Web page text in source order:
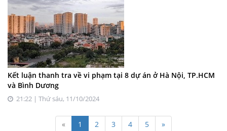
Kết luận thanh tra về vi phạm tại 8 dự án ở Hà Nội, TP.HCM
và Bình Dương
21:22 | Thứ sáu, 11/10/2024
« 1 2 3 4 5 »